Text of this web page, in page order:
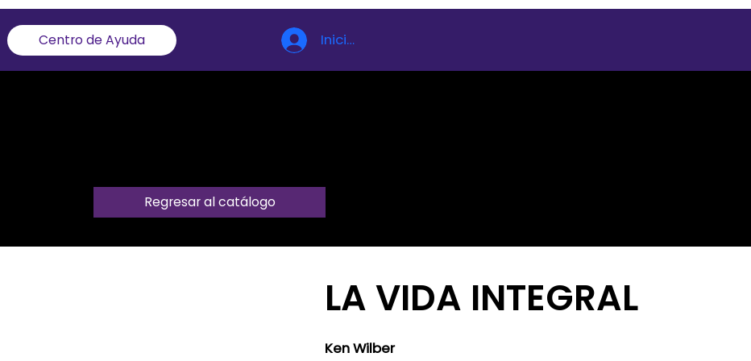
Iniciar sesión
Centro de Ayuda
Regresar al catálogo
LA VIDA INTEGRAL
Ken Wilber